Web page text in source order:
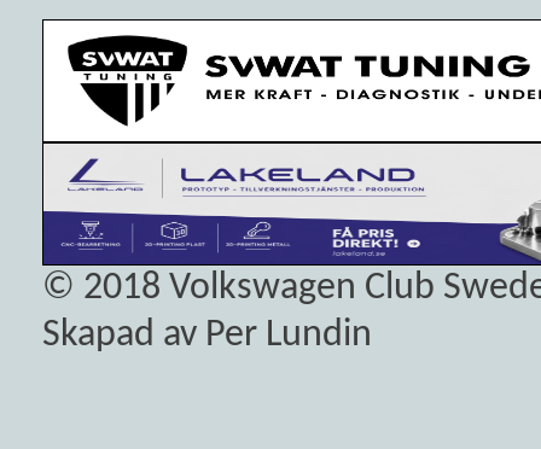
© 2018 Volkswagen Club
Skapad av Per Lundin